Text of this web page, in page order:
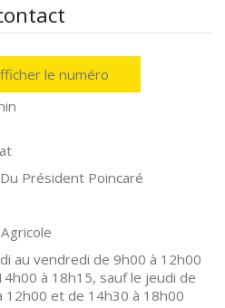
le numéro
Président Poincaré
au vendredi de 9h00 à 12h00
à 18h15, sauf le jeudi de
12h00 et de 14h30 à 18h00